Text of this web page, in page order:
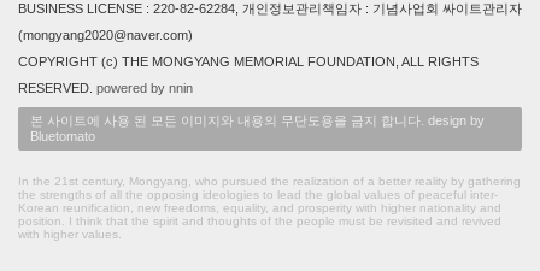
BUSINESS LICENSE : 220-82-62284, 개인정보관리책임자 : 기념사업회 싸이트관리자
(mongyang2020@naver.com)
COPYRIGHT (c) THE MONGYANG MEMORIAL FOUNDATION, ALL RIGHTS
RESERVED. powered by nnin
본 사이트에 사용 된 모든 이미지와 내용의 무단도용을 금지 합니다. design by
Bluetomato
In the 21st century, Mongyang, who pursued the realization of a better reality by gathering
the strengths of all the opposing ideologies to lead the global values of peaceful inter-
Korean reunification, new freedoms, equality, and prosperity with higher nationality and
position. I think that the spirit and thoughts of the people must be revisited and revived
with higher values.